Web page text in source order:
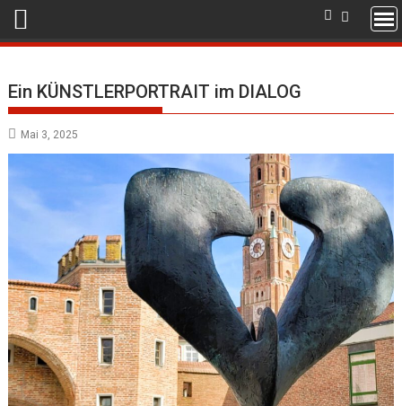
Ein KÜNSTLERPORTRAIT im DIALOG
Mai 3, 2025